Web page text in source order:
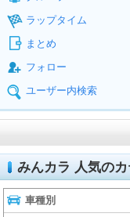
ラップタイム
まとめ
フォロー
ユーザー内検索
みんカラ 人気のカ
車種別